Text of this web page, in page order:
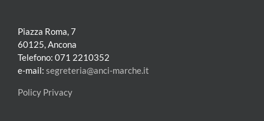
Piazza Roma, 7
60125, Ancona
Telefono: 071 2210352
e-mail: segreteria@anci-marche.it
Policy Privacy